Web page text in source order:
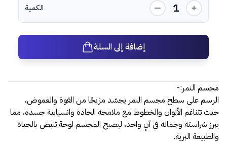
الكمية 1
إضافة إلى السلة
مجسم النمر:-
الرسم على سطح مجسم النمر يجسّد مزيجًا من القوة والغموض،
حيث تتناغم الألوان والخطوط مع ملامحه الحادة وانسيابية جسده، مما
يبرز شراسته وجماله في آنٍ واحد، ليصبح المجسم لوحة تنبض بالحياة
والطبيعة البرية.